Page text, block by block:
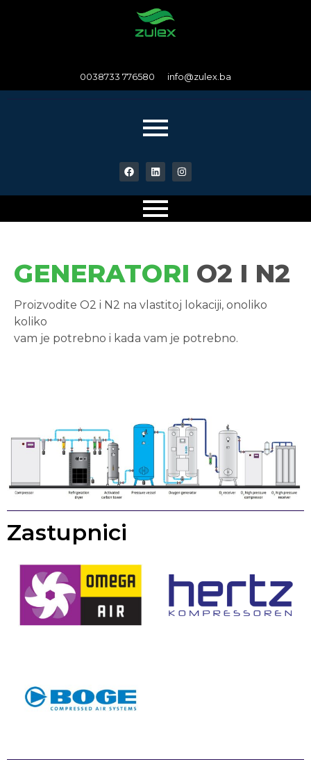
0038733 776580 info@zulex.ba
GENERATORI O2 I N2
Proizvodite O2 i N2 na vlastitoj lokaciji, onoliko
koliko
vam je potrebno i kada vam je potrebno.
Zastupnici